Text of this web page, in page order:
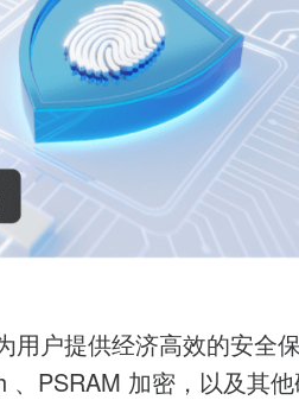
用户提供经济高效的安全
、PSRAM 加密，以及其